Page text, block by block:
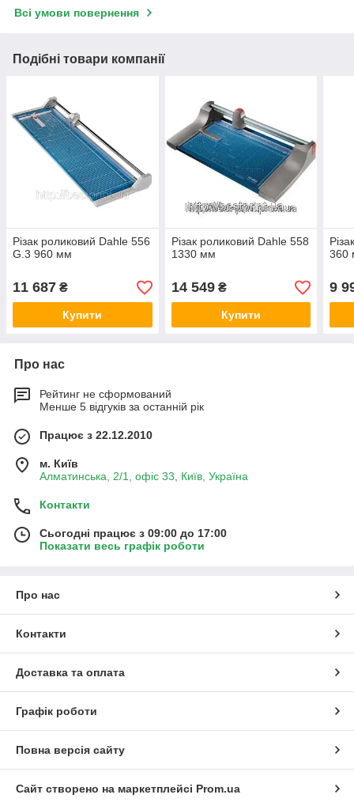
Всі умови повернення
Подібні товари компанії
Різак роликовий Dahle 556
G.3 960 мм
11 687 ₴
Купити
Різак роликовий Dahle 558
1330 мм
14 549₴
Купити
360
9
Про нас
Рейтинг не сформований
Менше 5 відгуків за останній рік
Працює з 22.12.2010
м. Київ
Алматинська, 2/1, офіс 33, Київ, Україна
Контакти
Сьогодні працює з 09:00 до 17:00
Показати весь графік роботи
Про нас
Контакти
Доставка та оплата
Графік роботи
Повна версія сайту
Сайт створено на маркетплейсі Prom.ua